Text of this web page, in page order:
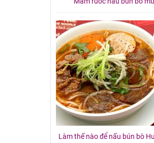
Làm thế nào để nấu bún bò